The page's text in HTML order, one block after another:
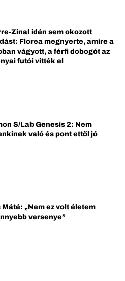
Zinal idén sem okozott
Florea megnyerte, amire a
vágyott, a férfi dobogót az
futói vitték el
S/Lab Genesis 2: Nem
való és pont ettől jó
Máté: „Nem ez volt életem
versenye”